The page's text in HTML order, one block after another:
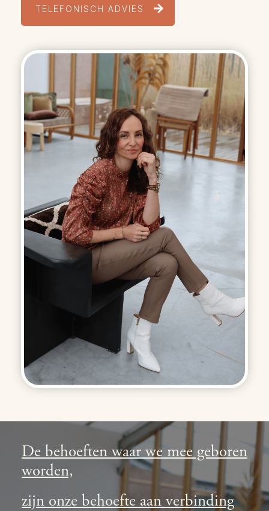
TELEFONISCH ADVIES
De behoeften waar we mee geboren
worden,
zijn onze behoefte aan verbinding